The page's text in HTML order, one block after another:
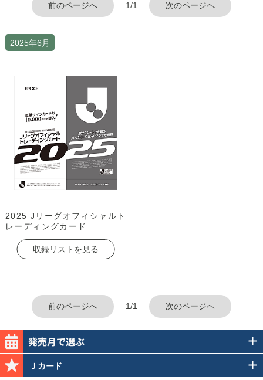
前のページへ 1/1 次のページへ
2025年6月
2025 Jリーグオフィシャルト
レーディングカード
収録リストを見る
前のページへ 1/1 次のページへ
Ｊカード